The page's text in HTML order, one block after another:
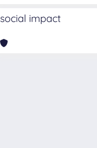
social impact